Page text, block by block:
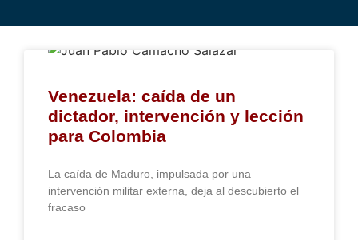
Venezuela: caída de un
dictador, intervención y lección
para Colombia
La caída de Maduro, impulsada por una
intervención militar externa, deja al descubierto el
fracaso